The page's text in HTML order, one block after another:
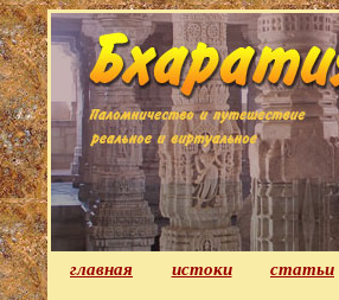
главная истоки статьи